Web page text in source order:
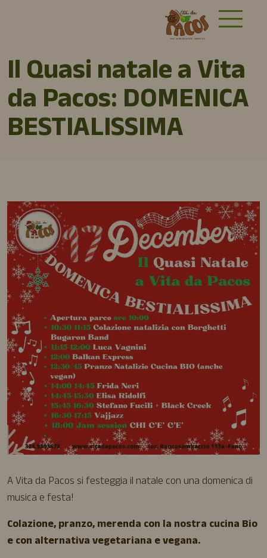
Il Quasi natale a Vita
da Pacos: DOMENICA
BESTIALISSIMA
A Vita da Pacos si festeggia il natale con una domenica di
musica e festa!
Colazione, pranzo, merenda con la nostra cucina Bio
e con alternativa vegetariana e vegana.